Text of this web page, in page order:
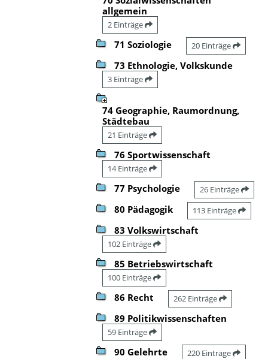
allgemein
2 Einträge
71 Soziologie 20 Einträge
73 Ethnologie, Volkskunde
3 Einträge
74 Geographie, Raumordnung,
Städtebau
21 Einträge
76 Sportwissenschaft
14 Einträge
77 Psychologie 26 Einträge
80 Pädagogik 113 Einträge
83 Volkswirtschaft
102 Einträge
85 Betriebswirtschaft
100 Einträge
86 Recht 262 Einträge
89 Politikwissenschaften
59 Einträge
90 Gelehrte 220 Einträge